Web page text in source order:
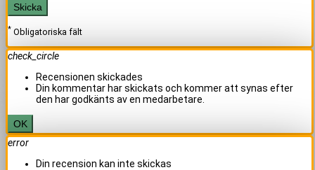
Skicka
* Obligatoriska fält
check_circle
Recensionen skickades
Din kommentar har skickats och kommer att synas efter
den har godkänts av en medarbetare.
OK
error
Din recension kan inte skickas